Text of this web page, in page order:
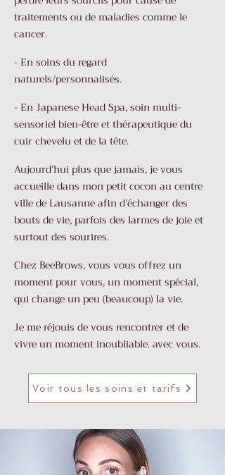
traitements ou de maladies comme le
cancer.
- En soins du regard
naturels/personnalisés.
- En Japanese Head Spa, soin multi-
sensoriel bien-être et thérapeutique du
cuir chevelu et de la tête.​
Aujourd’hui plus que jamais, je vous
accueille dans mon petit cocon au centre
ville de Lausanne afin d’échanger des
bouts de vie, parfois des larmes de joie et
surtout des sourires.
Chez BeeBrows, vous vous offrez un
moment pour vous, un moment spécial,
qui change un peu (beaucoup) la vie.
Je me réjouis de vous rencontrer et de
vivre un moment inoubliable. avec vous.
Voir tous les soins et tarifs